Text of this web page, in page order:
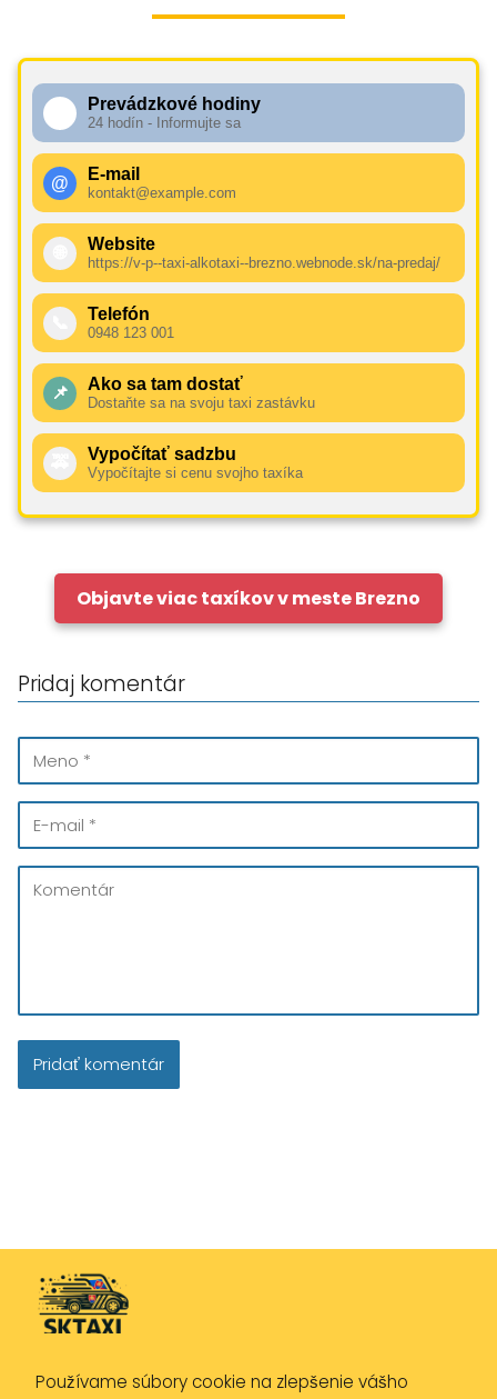
Prevádzkové hodiny
24 hodín - Informujte sa
@ E-mail
kontakt@example.com
Website
https://v-p--taxi-alkotaxi--brezno.webnode.sk/na-predaj/
Telefón
0948 123 001
📌 Ako sa tam dostať
Dostaňte sa na svoju taxi zastávku
Vypočítať sadzbu
Vypočítajte si cenu svojho taxíka
Objavte viac taxíkov v meste Brezno
Pridaj komentár
Používame súbory cookie na zlepšenie vášho